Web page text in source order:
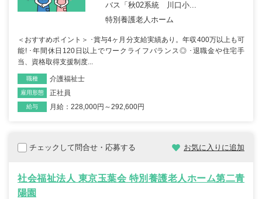
バス「秋02系統 川口小...
特別養護老人ホーム
＜おすすめポイント＞ ･賞与4ヶ月分支給実績あり。年収400万以上も可
能! ･年間休日120日以上でワークライフバランス◎ ･退職金や住宅手
当、資格取得支援制度...
職種 介護福祉士
雇用形態 正社員
給与 月給：228,000円～292,600円
チェックして問合せ・応募する お気に入りに追加
社会福祉法人 東京玉葉会 特別養護老人ホーム第二青
陽園